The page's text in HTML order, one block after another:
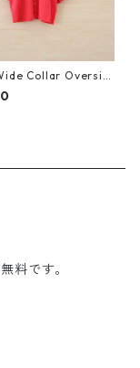
Collar Oversiz
S | Raspberry
料です。